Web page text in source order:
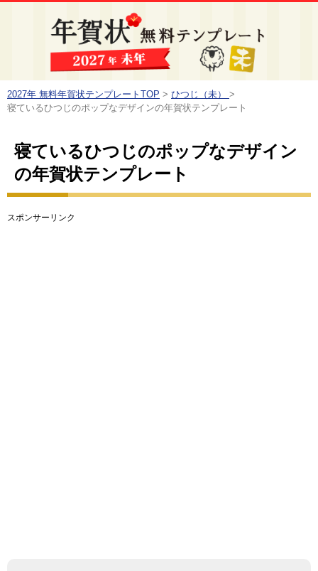
2027年 無料年賀状テンプレートTOP > ひつじ（未）
>
寝ているひつじのポップなデザインの年賀状テンプレート
寝ているひつじのポップなデザイン
の年賀状テンプレート
スポンサーリンク